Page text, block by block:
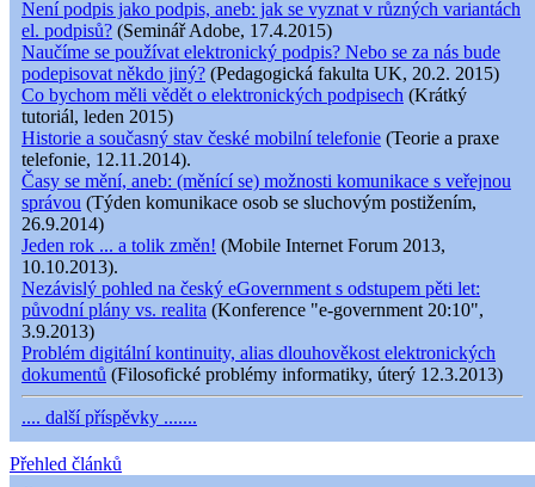
Není podpis jako podpis, aneb: jak se vyznat v různých variantách
el. podpisů? (Seminář Adobe, 17.4.2015)
Naučíme se používat elektronický podpis? Nebo se za nás bude
podepisovat někdo jiný? (Pedagogická fakulta UK, 20.2. 2015)
Co bychom měli vědět o elektronických podpisech (Krátký
tutoriál, leden 2015)
Historie a současný stav české mobilní telefonie (Teorie a praxe
telefonie, 12.11.2014).
Časy se mění, aneb: (měnící se) možnosti komunikace s veřejnou
správou (Týden komunikace osob se sluchovým postižením,
26.9.2014)
Jeden rok ... a tolik změn! (Mobile Internet Forum 2013,
10.10.2013).
Nezávislý pohled na český eGovernment s odstupem pěti let:
původní plány vs. realita (Konference "e-government 20:10",
3.9.2013)
Problém digitální kontinuity, alias dlouhověkost elektronických
dokumentů (Filosofické problémy informatiky, úterý 12.3.2013)
.... další příspěvky .......
Přehled článků